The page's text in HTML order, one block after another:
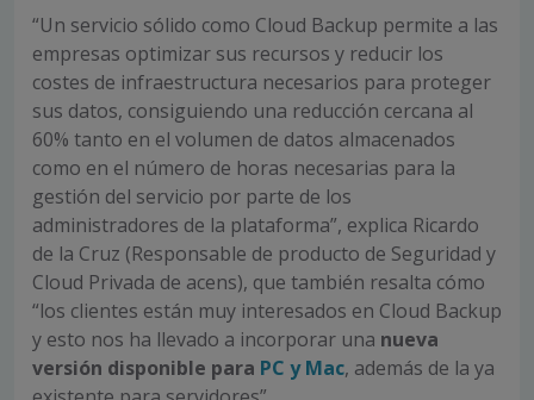
“Un servicio sólido como Cloud Backup permite a las
empresas optimizar sus recursos y reducir los
costes de infraestructura necesarios para proteger
sus datos, consiguiendo una reducción cercana al
60% tanto en el volumen de datos almacenados
como en el número de horas necesarias para la
gestión del servicio por parte de los
administradores de la plataforma”, explica Ricardo
de la Cruz (Responsable de producto de Seguridad y
Cloud Privada de acens), que también resalta cómo
“los clientes están muy interesados en Cloud Backup
y esto nos ha llevado a incorporar una nueva
versión disponible para PC y Mac, además de la ya